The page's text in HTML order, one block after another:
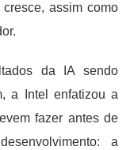
assim como
da IA ​​sendo
a Intel enfatizou a
fazer antes de
a